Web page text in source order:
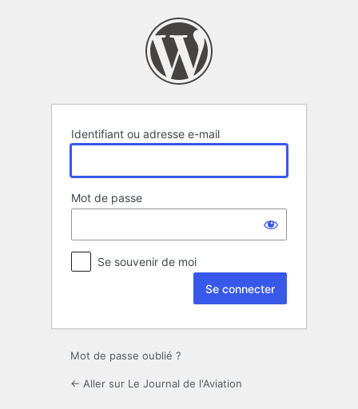
Identifiant ou adresse e-mail
Mot de passe
Se souvenir de moi
Mot de passe oublié ?
← Aller sur Le Journal de l'Aviation